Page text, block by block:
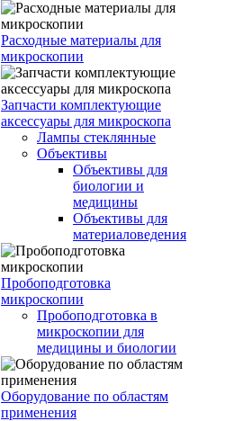
Расходные материалы для
микроскопии
Запчасти комплектующие
аксессуары для микроскопа
Лампы стеклянные
Объективы
Объективы для
биологии и
медицины
Объективы для
материаловедения
Пробоподготовка
микроскопии
Пробоподготовка в
микроскопии для
медицины и биологии
Оборудование по областям
применения